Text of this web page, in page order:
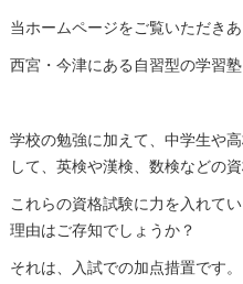
当ホームページをご覧いただき
西宮・今津にある自習型の学習塾
学校の勉強に加えて、中学生や
して、英検や漢検、数検などの
これらの資格試験に力を入れて
理由はご存知でしょうか？
それは、入試での加点措置です。